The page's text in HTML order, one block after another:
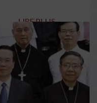
LIRE PLUS →